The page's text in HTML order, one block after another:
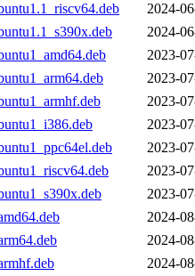
2024-
2024-
2023-
2023-
2023-
2023-
2023-
2023-
2023-
2024-
2024-
2024-